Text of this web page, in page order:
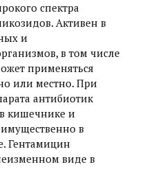
спектра
Активен в
и
в том числе
применяться
или местно. При
антибиотик
кишечнике и
в
Гентамицин
виде в